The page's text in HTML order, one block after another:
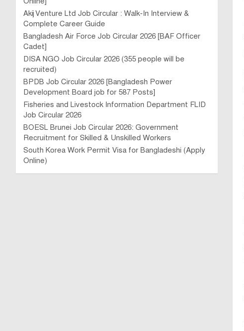
Akij Venture Ltd Job Circular : Walk-In Interview &
Complete Career Guide
Bangladesh Air Force Job Circular 2026 [BAF Officer
Cadet]
DISA NGO Job Circular 2026 (355 people will be
recruited)
BPDB Job Circular 2026 [Bangladesh Power
Development Board job for 587 Posts]
Fisheries and Livestock Information Department FLID
Job Circular 2026
BOESL Brunei Job Circular 2026: Government
Recruitment for Skilled & Unskilled Workers
South Korea Work Permit Visa for Bangladeshi (Apply
Online)